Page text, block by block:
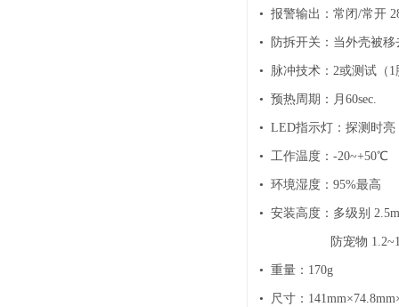
• 报警输出：常闭/常开
• 防拆开关：当外壳被移
• 脉冲技术：2或测试（1
• 预热周期：月60sec.
• LED指示灯：探测时亮
• 工作温度：-20~+50℃
• 环境湿度：95%最高
• 安装高度：多级别
防宠物
• 重量：170g
• 尺寸：